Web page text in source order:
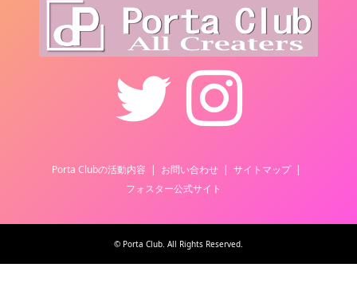
Instagram
Porta Clubの活動内容 お問い合わせ
サイトマップ
フォスター公式サイト
© Porta Club. All Rights Reserved.